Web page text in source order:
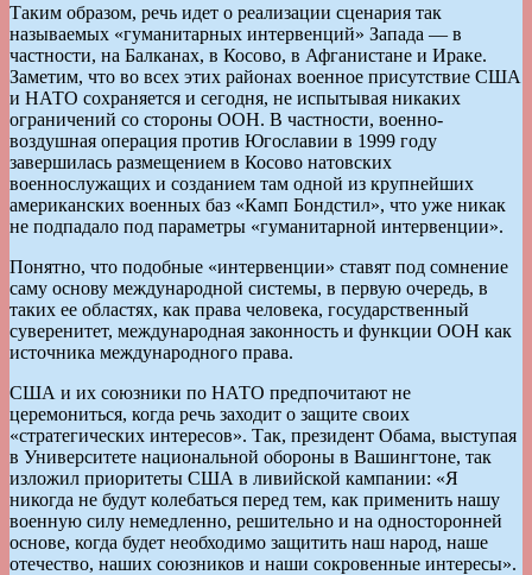
Таким образом, речь идет о реализации сценария так
называемых «гуманитарных интервенций» Запада — в
частности, на Балканах, в Косово, в Афганистане и Ираке.
Заметим, что во всех этих районах военное присутствие США
и НАТО сохраняется и сегодня, не испытывая никаких
ограничений со стороны ООН. В частности, военно-
воздушная операция против Югославии в 1999 году
завершилась размещением в Косово натовских
военнослужащих и созданием там одной из крупнейших
американских военных баз «Камп Бондстил», что уже никак
не подпадало под параметры «гуманитарной интервенции».
Понятно, что подобные «интервенции» ставят под сомнение
саму основу международной системы, в первую очередь, в
таких ее областях, как права человека, государственный
суверенитет, международная законность и функции ООН как
источника международного права.
США и их союзники по НАТО предпочитают не
церемониться, когда речь заходит о защите своих
«стратегических интересов». Так, президент Обама, выступая
в Университете национальной обороны в Вашингтоне, так
изложил приоритеты США в ливийской кампании: «Я
никогда не будут колебаться перед тем, как применить нашу
военную силу немедленно, решительно и на односторонней
основе, когда будет необходимо защитить наш народ, наше
отечество, наших союзников и наши сокровенные интересы».